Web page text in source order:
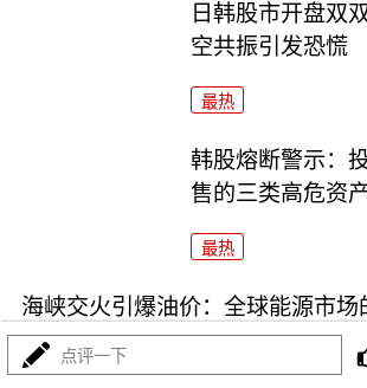
日韩股市开盘双
空共振引发恐慌
最热
韩股熔断警示：
售的三类高危资
最热
海峡交火引爆油价：全球能源市场
点评一下